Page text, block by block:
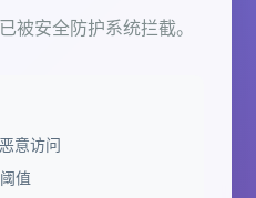
被安全防护系统拦截。
意访问
值